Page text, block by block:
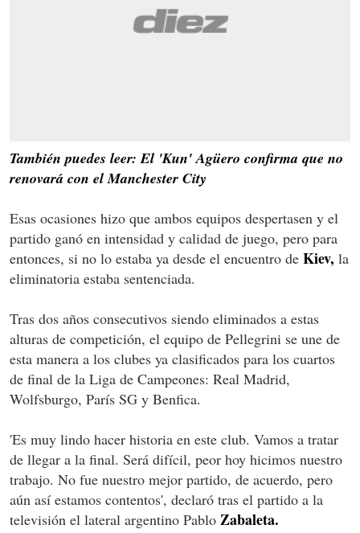
También puedes leer: El 'Kun' Agüero confirma que no
renovará con el Manchester City
Esas ocasiones hizo que ambos equipos despertasen y el
partido ganó en intensidad y calidad de juego, pero para
entonces, si no lo estaba ya desde el encuentro de Kiev, la
eliminatoria estaba sentenciada.
Tras dos años consecutivos siendo eliminados a estas
alturas de competición, el equipo de Pellegrini se une de
esta manera a los clubes ya clasificados para los cuartos
de final de la Liga de Campeones: Real Madrid,
Wolfsburgo, París SG y Benfica.
'Es muy lindo hacer historia en este club. Vamos a tratar
de llegar a la final. Será difícil, peor hoy hicimos nuestro
trabajo. No fue nuestro mejor partido, de acuerdo, pero
aún así estamos contentos', declaró tras el partido a la
televisión el lateral argentino Pablo Zabaleta.